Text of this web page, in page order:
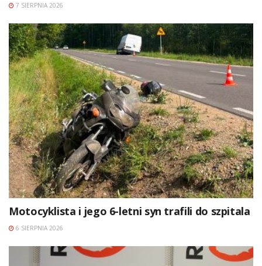
7 SIERPNIA 2026
Motocyklista i jego 6-letni syn trafili do szpitala
6 SIERPNIA 2026